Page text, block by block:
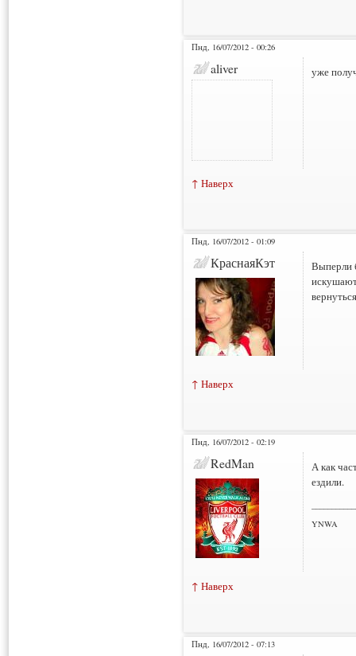
Пнд, 16/07/2012 - 00:26
aliver уже
↑ Наверх
Пнд, 16/07/2012 - 01:09
КраснаяКэт
Выперли
↑ Наверх
Пнд, 16/07/2012 - 02:19
RedMan
А как
ездили.
YNWA
↑ Наверх
Пнд, 16/07/2012 - 07:13